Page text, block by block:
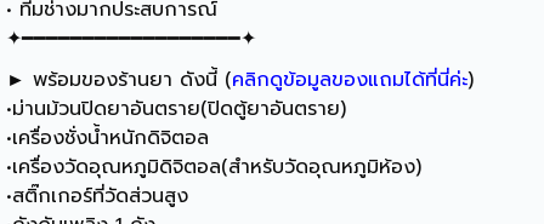
• ทีมช่างมากประสบการณ์
✦━━━━━━━━━━━━━━━━━━✦
► พร้อมของร้านยา ดังนี้ (คลิกดูข้อมูลของแถมได้ที่นี่ค่ะ)
•ม่านม้วนปิดยาอันตราย(ปิดตู้ยาอันตราย)
•เครื่องชั่งน้ำหนักดิจิตอล
•เครื่องวัดอุณหภูมิดิจิตอล(สำหรับวัดอุณหภูมิห้อง)
•สติ๊กเกอร์ที่วัดส่วนสูง